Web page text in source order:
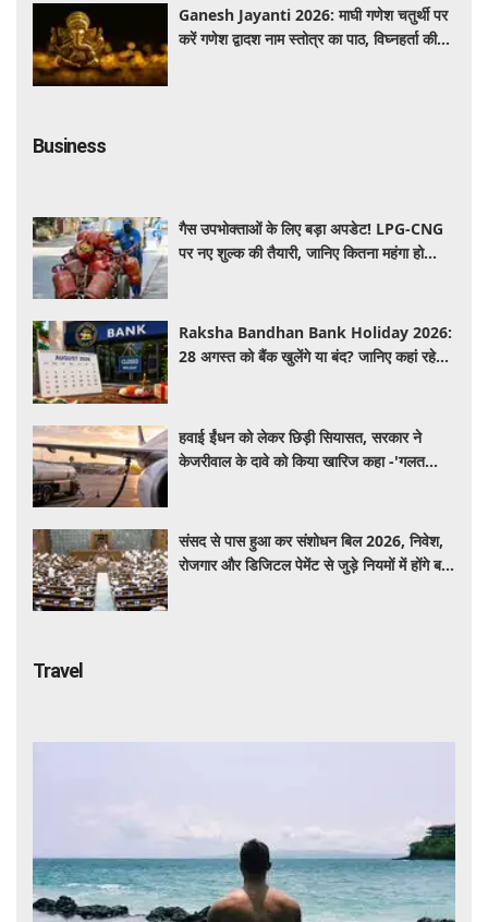
Ganesh Jayanti 2026: माघी गणेश चतुर्थी पर
करें गणेश द्वादश नाम स्तोत्र का पाठ, विघ्नहर्ता की
Business
गैस उपभोक्ताओं के लिए बड़ा अपडेट! LPG-CNG
पर नए शुल्क की तैयारी, जानिए कितना महंगा हो
Raksha Bandhan Bank Holiday 2026:
28 अगस्त को बैंक खुलेंगे या बंद? जानिए कहां रहेगी
हवाई ईंधन को लेकर छिड़ी सियासत, सरकार ने
केजरीवाल के दावे को किया खारिज कहा -'गलत
संसद से पास हुआ कर संशोधन बिल 2026, निवेश,
रोजगार और डिजिटल पेमेंट से जुड़े नियमों में होंगे बड़े
Travel